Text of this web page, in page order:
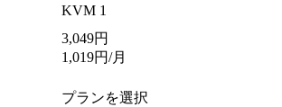
KVM 1
3,049円
1,019円/月
プランを選択